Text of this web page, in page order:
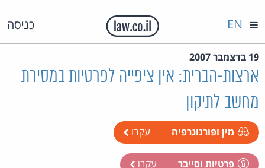
כניסה EN
19 בדצמבר 2007
ארצות-הברית: אין ציפייה לפרטיות במסירת
מחשב לתיקון
מין ופורנוגרפיה עקבו
פרטיות וסייבר עקבו